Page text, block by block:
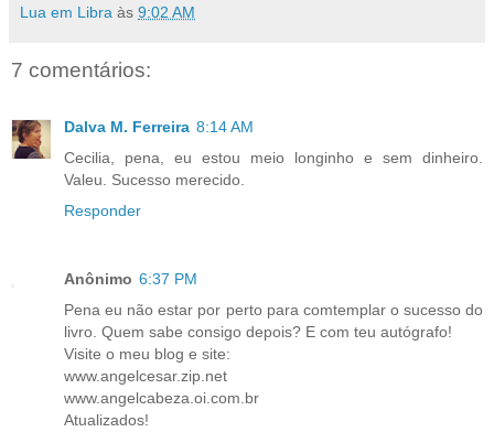
Lua em Libra às 9:02 AM
7 comentários:
Dalva M. Ferreira 8:14 AM
Cecilia, pena, eu estou meio longinho e sem dinheiro.
Valeu. Sucesso merecido.
Responder
Anônimo 6:37 PM
Pena eu não estar por perto para comtemplar o sucesso do
livro. Quem sabe consigo depois? E com teu autógrafo!
Visite o meu blog e site:
www.angelcesar.zip.net
www.angelcabeza.oi.com.br
Atualizados!